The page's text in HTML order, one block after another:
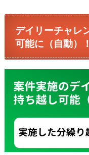
デイリーチャレ
可能に（自動）！